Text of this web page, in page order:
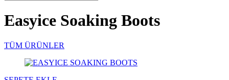
Easyice Soaking Boots
TÜM ÜRÜNLER